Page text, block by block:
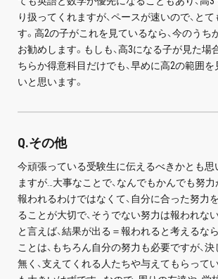
り扱ってくれますが、ペースが速いので、と
す。高2の子がこれを見ているなら、今のうち
お勧めします。もしも、高3になる子が見た場
ちらか得意科目だけでも、早めに高2の範囲
いと思います。
Q.その他
今頑張っている受験生に伝えるべきかとも思
ますが…大事なことで、なんでもかんでも努力
報われるわけではなくて、自分に合った努力
ることが大切で、そうでない努力は報われな
と言えば、結果が出る＝報われると考えるな
ことは、もちろん自分の努力も必要ですが、
無く、支えてくれる人たちや与えてもらって